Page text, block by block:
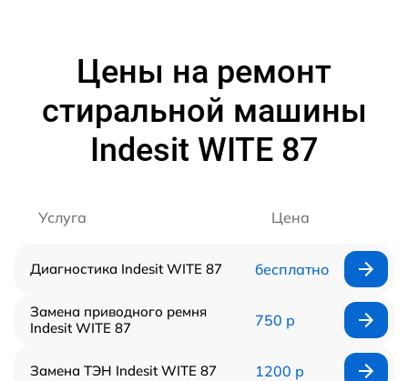
Цены на ремонт
стиральной машины
Indesit WITE 87
Услуга Цена
Диагностика Indesit WITE 87 бесплатно
Замена приводного ремня
Indesit WITE 87
750 р
Замена ТЭН Indesit WITE 87 1200 р